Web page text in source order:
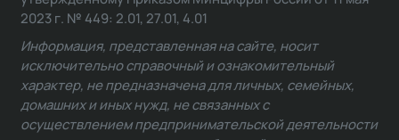
2023 г. № 449: 2.01, 27.01, 4.01
Информация, представленная на сайте, носит
исключительно справочный и ознакомительный
характер, не предназначена для личных, семейных,
домашних и иных нужд, не связанных с
осуществлением предпринимательской деятельности